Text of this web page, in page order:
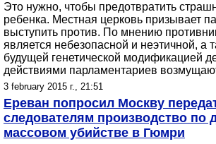
Это нужно, чтобы предотвратить
ребенка. Местная церковь призывает
выступить против. По мнению
является небезопасной и неэтичной, а
будущей генетической модификацией
действиями парламентариев
3 february 2015 г., 21:51
Ереван попросил Москву
следователям производство по
массовом убийстве в Гюмри